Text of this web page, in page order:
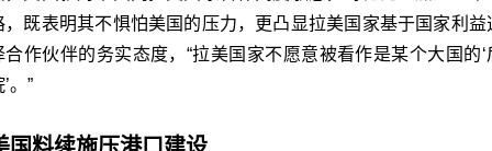
，既表明其不惧怕美国的压力，更凸显拉美国家基于国家利益
合作伙伴的务实态度，“拉美国家不愿意被看作是某个大国的‘
。”